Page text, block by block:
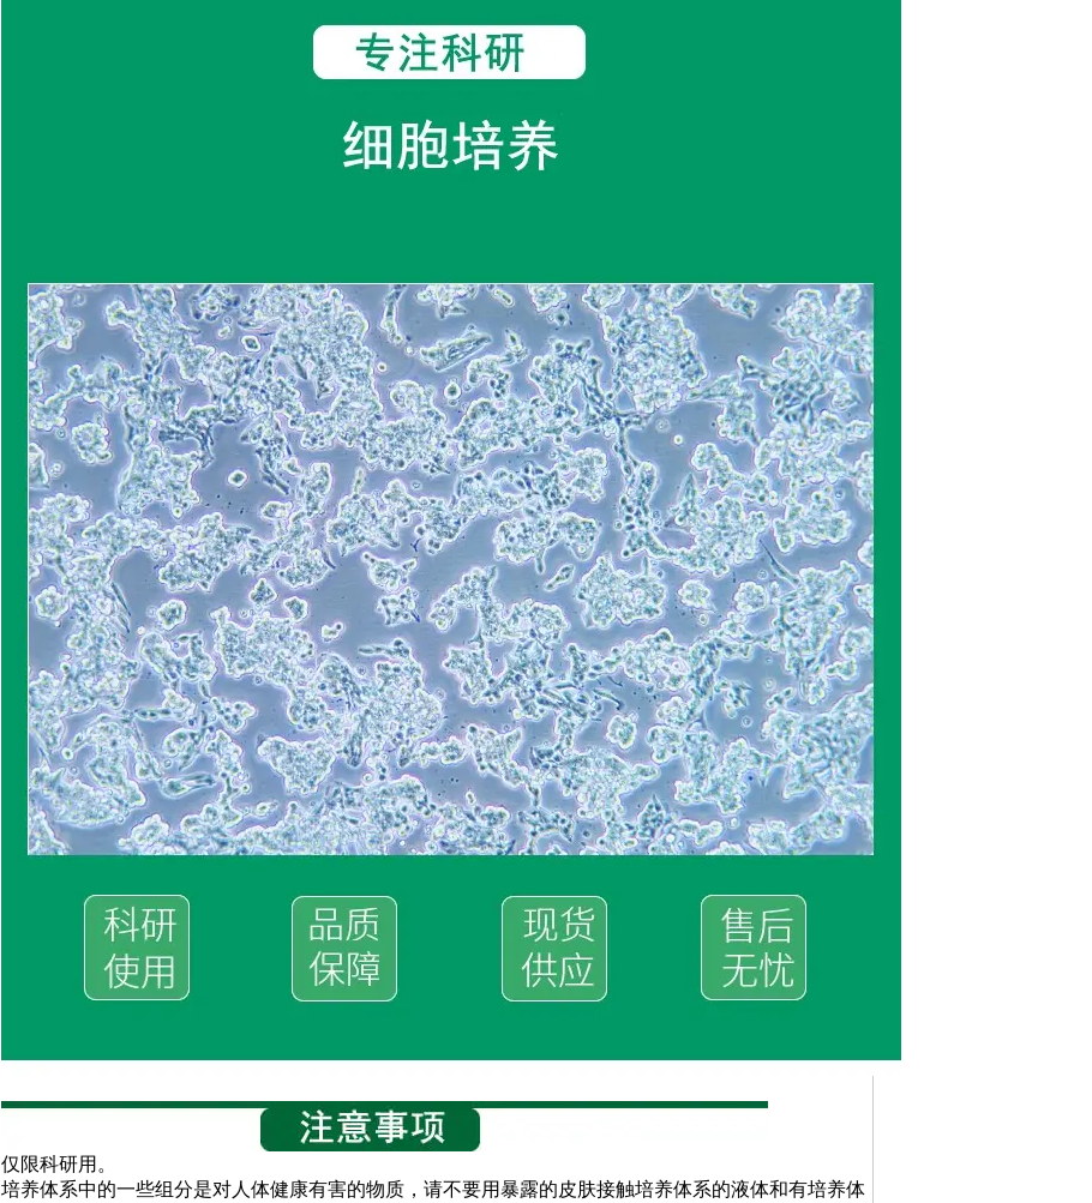
仅限科研用。
培养体系中的一些组分是对人体健康有害的物质，请不要用暴露的皮肤接触培养体系的液体和有培养体